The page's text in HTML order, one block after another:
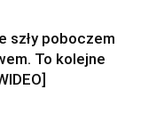
szły poboczem
To kolejne